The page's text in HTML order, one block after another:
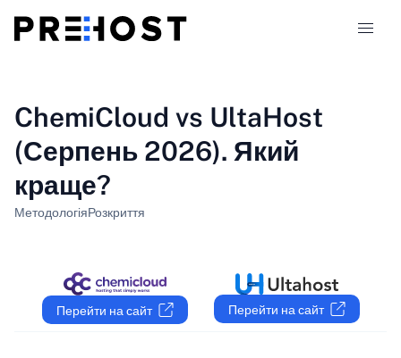
Порівняння
Купони 319
UK
ChemiCloud vs UltaHost
(Серпень 2026). Який
краще?
МетодологіяРозкриття
Перейти на сайт Перейти на сайт